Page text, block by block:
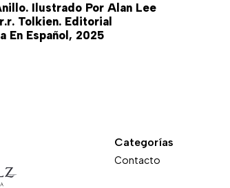
Ilustrado Por Alan Lee
Tolkien. Editorial
En Español, 2025
Categorías
Contacto